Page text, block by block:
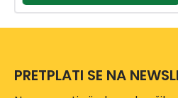
PRETPLATI SE NA